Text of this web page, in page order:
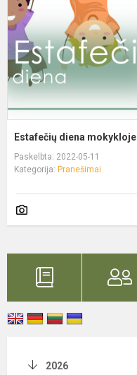
Estafečių diena mokykloje
Paskelbta: 2022-05-11
Kategorija: Pranešimai
2026